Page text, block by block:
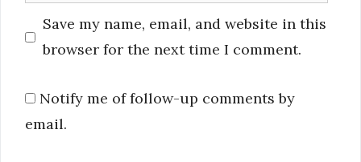
Save my name, email, and website in this
browser for the next time I comment.
Notify me of follow-up comments by
email.